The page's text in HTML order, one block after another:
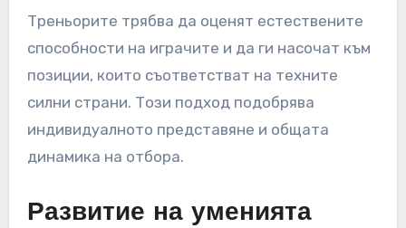
Треньорите трябва да оценят естествените
способности на играчите и да ги насочат към
позиции, които съответстват на техните
силни страни. Този подход подобрява
индивидуалното представяне и общата
динамика на отбора.
Развитие на уменията